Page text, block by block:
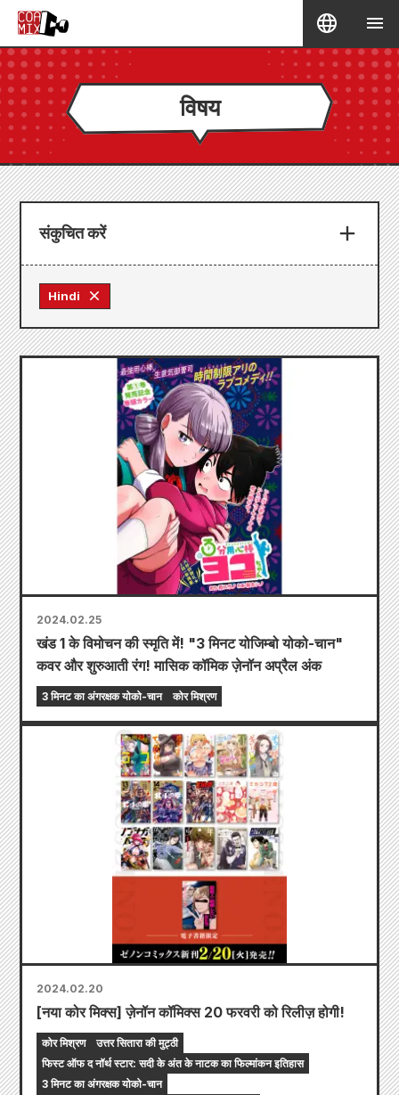
विषय
संकुचित करें
Hindi
2024.02.25
खंड 1 के विमोचन की स्मृति में! "3 मिनट योजिम्बो योको-चान"
कवर और शुरुआती रंग! मासिक कॉमिक ज़ेनॉन अप्रैल अंक
3 मिनट का अंगरक्षक योको-चान कोर मिश्रण
2024.02.20
[नया कोर मिक्स] ज़ेनॉन कॉमिक्स 20 फरवरी को रिलीज़ होगी!
कोर मिश्रण
उत्तर सितारा की मुट्ठी
फिस्ट ऑफ द नॉर्थ स्टार: सदी के अंत के नाटक का फिल्मांकन इतिहास
3 मिनट का अंगरक्षक योको-चान